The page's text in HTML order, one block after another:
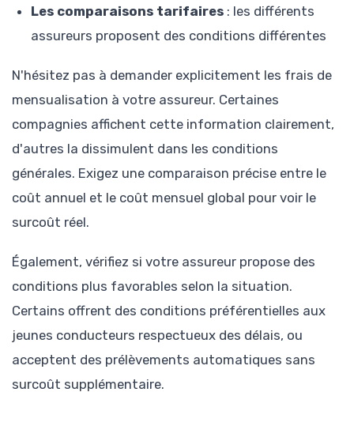
Les comparaisons tarifaires : les différents
assureurs proposent des conditions différentes
N'hésitez pas à demander explicitement les frais de
mensualisation à votre assureur. Certaines
compagnies affichent cette information clairement,
d'autres la dissimulent dans les conditions
générales. Exigez une comparaison précise entre le
coût annuel et le coût mensuel global pour voir le
surcoût réel.
Également, vérifiez si votre assureur propose des
conditions plus favorables selon la situation.
Certains offrent des conditions préférentielles aux
jeunes conducteurs respectueux des délais, ou
acceptent des prélèvements automatiques sans
surcoût supplémentaire.